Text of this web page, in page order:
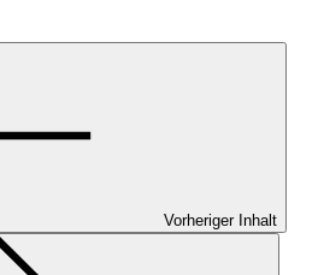
Vorheriger Inhalt